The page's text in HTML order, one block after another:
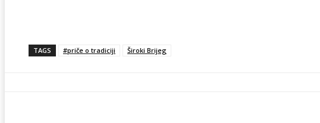
TAGS #priče o tradiciji Široki Brijeg